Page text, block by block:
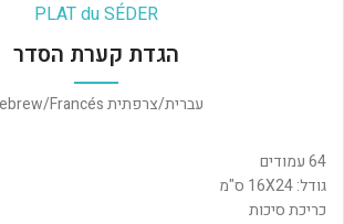
PLAT du SÉDER
הגדת קערת הסדר
עברית/צרפתית Hebrew/Francés
64 עמודים
גודל: 16X24 ס"מ
כריכת סיכות